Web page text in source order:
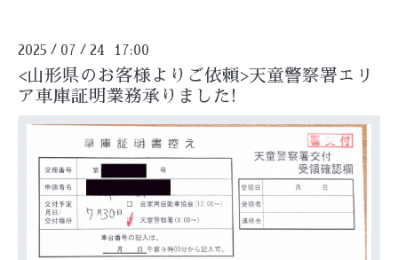
2025 / 07 / 24 17:00
<山形県のお客様よりご依頼>天童警察署エリ
ア車庫証明業務承りました!